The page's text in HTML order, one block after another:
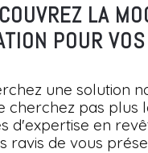
LA
POUR
une solution
cherchez pas plus
d'expertise en
ravis de vous